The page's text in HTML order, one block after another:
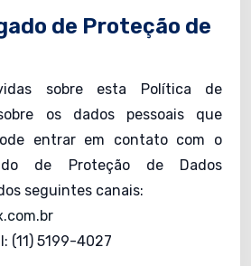
de Proteção de
sobre esta Política de
os dados pessoais que
entrar em contato com o
de Proteção de Dados
seguintes canais:
(11) 5199-4027